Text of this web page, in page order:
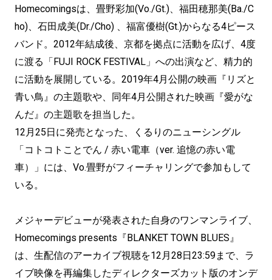
Homecomingsは、畳野彩加(Vo./Gt.)、福田穂那美(Ba./C
ho)、石田成美(Dr./Cho) 、福富優樹(Gt.)からなる4ピース
バンド。2012年結成後、京都を拠点に活動を広げ、4度
に渡る「FUJI ROCK FESTIVAL」への出演など、精力的
に活動を展開している。2019年4月公開の映画『リズと
青い鳥』の主題歌や、同年4月公開された映画『愛がな
んだ』の主題歌を担当した。
12月25日に発売となった、くるりのニューシングル
「コトコトことでん / 赤い電車（ver. 追憶の赤い電
車）」には、Vo.畳野がフィーチャリングで参加もして
いる。
メジャーデビューが発表された自身のワンマンライブ、
Homecomings presents『BLANKET TOWN BLUES』
は、生配信のアーカイブ視聴を12月28日23:59まで、ラ
イブ映像を再編集したディレクターズカット版のオンデ